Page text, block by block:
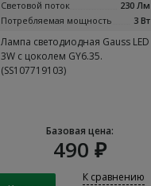
Световой поток
230 Лм
Потребляемая мощность
3 Вт
Лампа светодиодная Gauss LED
3W с цоколем GY6.35.
(SS107719103)
Базовая цена:
490 ₽
К сравнению